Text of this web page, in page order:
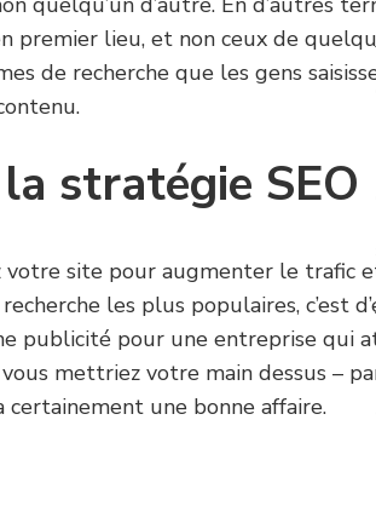
lieu, et non ceux de
de recherche que les gens
stratégie SEO
votre site pour augmenter le trafic
les plus populaires, c’est
publicité pour une entreprise qui
mettriez votre main dessus –
une bonne affaire.